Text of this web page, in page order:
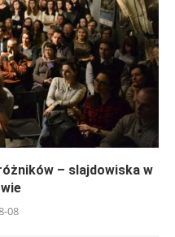
– slajdowiska w
08